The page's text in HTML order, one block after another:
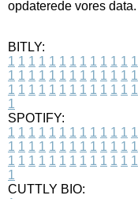
opdaterede vores data.
BITLY:
1 1 1 1 1 1 1 1 1 1 1 1 1
1 1 1 1 1 1 1 1 1 1 1 1 1
1 1 1 1 1 1 1 1 1 1 1 1 1
1
SPOTIFY:
1 1 1 1 1 1 1 1 1 1 1 1 1
1 1 1 1 1 1 1 1 1 1 1 1 1
1 1 1 1 1 1 1 1 1 1 1 1 1
1
CUTTLY BIO: